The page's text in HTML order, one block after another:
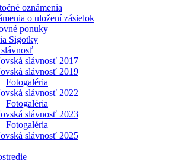
oznámenia
o uložení zásielok
ponuky
Sigotky
slávnosť 2017
slávnosť 2019
Fotogaléria
slávnosť 2022
Fotogaléria
slávnosť 2023
Fotogaléria
slávnosť 2025